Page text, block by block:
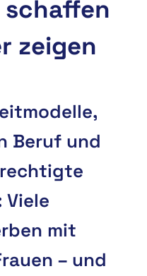
zeigen
Beruf und
Viele
mit
– und